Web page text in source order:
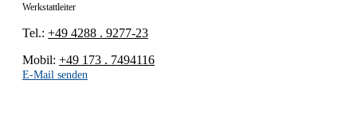
Werkstattleiter
Tel.: +49 4288 . 9277-23
Mobil: +49 173 . 7494116
E-Mail senden